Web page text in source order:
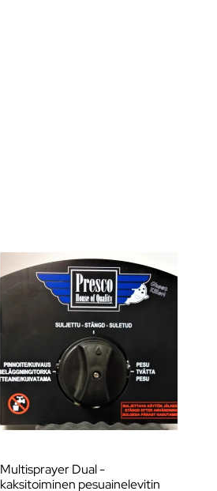
Multisprayer Dual -
kaksitoiminen pesuainelevitin